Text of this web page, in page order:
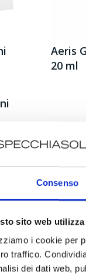
Consenso
sito web
i cookie per
traffico.
dei dati web,
Aeris
20 ml